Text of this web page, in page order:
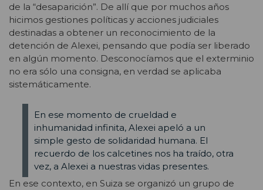
de la “desaparición”. De allí que por muchos años
hicimos gestiones políticas y acciones judiciales
destinadas a obtener un reconocimiento de la
detención de Alexei, pensando que podía ser liberado
en algún momento. Desconocíamos que el exterminio
no era sólo una consigna, en verdad se aplicaba
sistemáticamente.
En ese momento de crueldad e
inhumanidad infinita, Alexei apeló a un
simple gesto de solidaridad humana. El
recuerdo de los calcetines nos ha traído, otra
vez, a Alexei a nuestras vidas presentes.
En ese contexto, en Suiza se organizó un grupo de